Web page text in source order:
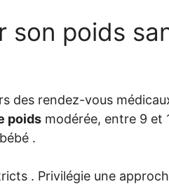
son poids
des rendez-vous
poids modérée, entre 9 et
.
. Privilégie une